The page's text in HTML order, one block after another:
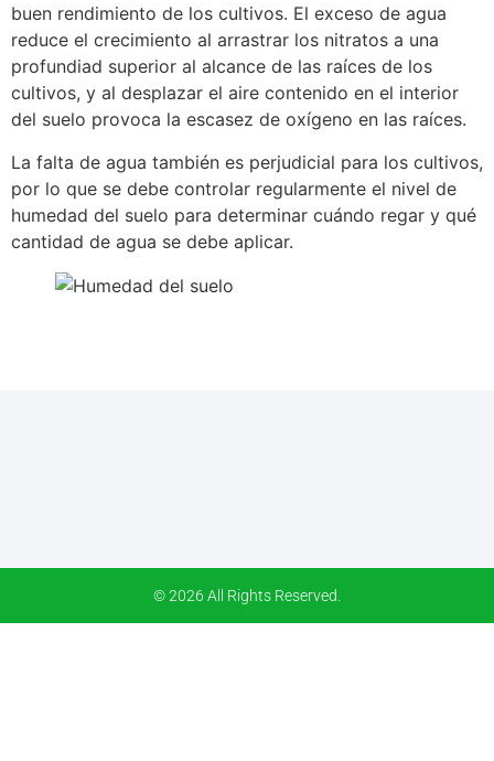
buen rendimiento de los cultivos. El exceso de agua
reduce el crecimiento al arrastrar los nitratos a una
profundiad superior al alcance de las raíces de los
cultivos, y al desplazar el aire contenido en el interior
del suelo provoca la escasez de oxígeno en las raíces.
La falta de agua también es perjudicial para los cultivos,
por lo que se debe controlar regularmente el nivel de
humedad del suelo para determinar cuándo regar y qué
cantidad de agua se debe aplicar.
© 2026 All Rights Reserved.